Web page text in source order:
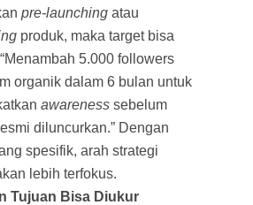
pre-launchingatau
produk, maka target bisa
5.000 followers
organik dalam 6 bulan untuk
awarenesssebelum
diluncurkan.” Dengan
spesifik, arah strategi
lebih terfokus.
Tujuan Bisa Diukur